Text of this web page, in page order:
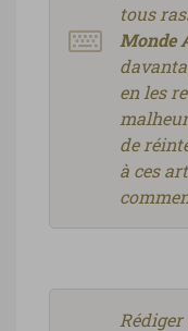
tous
Monde
en les
de
à ces